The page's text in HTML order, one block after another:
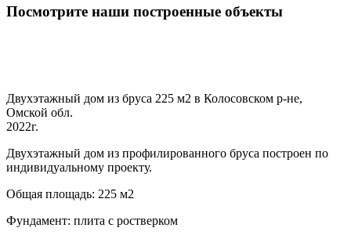
Посмотрите наши построенные объекты
Двухэтажный дом из бруса 225 м2 в Колосовском р-не,
Омской обл.
2022г.
Двухэтажный дом из профилированного бруса построен по
индивидуальному проекту.
Общая площадь: 225 м2
Фундамент: плита с ростверком